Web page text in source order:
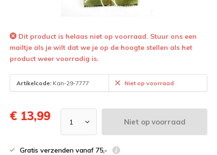
Dit product is helaas niet op voorraad. Stuur ons een
mailtje als je wilt dat we je op de hoogte stellen als het
product weer voorradig is.
Artikelcode: Kan-29-7777 Niet op voorraad
€ 13,99 Niet op voorraad
Gratis verzenden vanaf 75,-